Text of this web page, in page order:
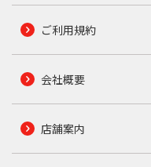
ご利用規約
会社概要
店舗案内